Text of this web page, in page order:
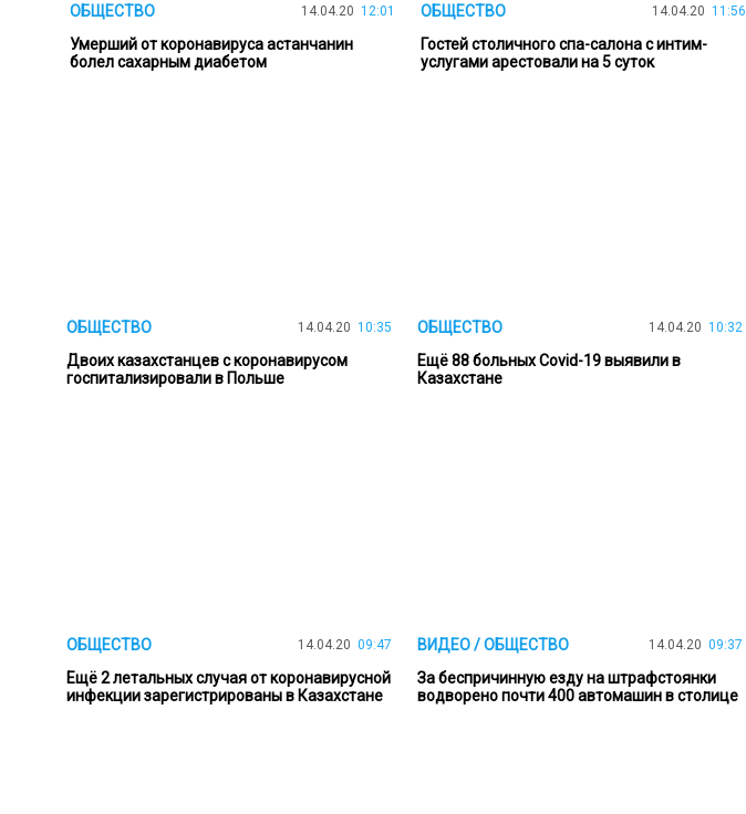
ОБЩЕСТВО 14.04.20 12:01
Умерший от коронавируса астанчанин
болел сахарным диабетом
ОБЩЕСТВО 14.04.20 11:56
Гостей столичного спа-салона с интим-
услугами арестовали на 5 суток
ОБЩЕСТВО 14.04.20 10:35
Двоих казахстанцев с коронавирусом
госпитализировали в Польше
ОБЩЕСТВО 14.04.20 10:32
Ещё 88 больных Covid-19 выявили в
Казахстане
ОБЩЕСТВО 14.04.20 09:47
Ещё 2 летальных случая от коронавирусной
инфекции зарегистрированы в Казахстане
ВИДЕО / ОБЩЕСТВО 14.04.20 09:37
За беспричинную езду на штрафстоянки
водворено почти 400 автомашин в столице